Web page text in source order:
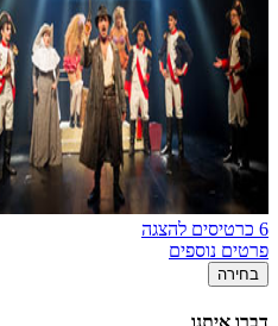
6 כרטיסים להצגה
פרטים נוספים
בחירה
דברו איתנו